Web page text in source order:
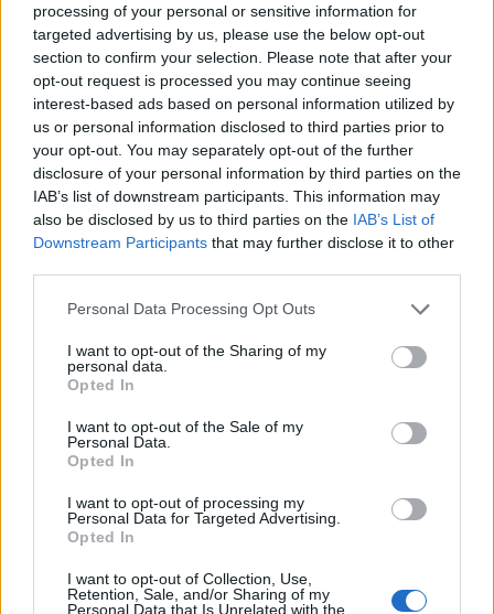
processing of your personal or sensitive information for
targeted advertising by us, please use the below opt-out
section to confirm your selection. Please note that after your
opt-out request is processed you may continue seeing
interest-based ads based on personal information utilized by
us or personal information disclosed to third parties prior to
your opt-out. You may separately opt-out of the further
disclosure of your personal information by third parties on the
IAB’s list of downstream participants. This information may
also be disclosed by us to third parties on the IAB’s List of
Downstream Participants that may further disclose it to other
Please note that this website/app uses one or more Google
not limited to your visit or usage behaviour. You may click to
grant or deny consent to Google and its third-party tags to
use your data for below specified purposes in below Google
consent section.
Personal Data Processing Opt Outs
I want to opt-out of the Sharing of my
personal data.
Opted In
I want to opt-out of the Sale of my
Personal Data.
Opted In
I want to opt-out of processing my
Personal Data for Targeted Advertising.
Opted In
I want to opt-out of Collection, Use,
Retention, Sale, and/or Sharing of my
Personal Data that Is Unrelated with the
Tető, ami évtizedeken át gondoskodik a családról
tetőcserepet!